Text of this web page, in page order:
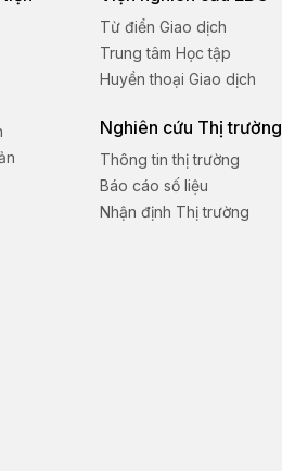
Từ điển Giao dịch
Trung tâm Học tập
Huyền thoại Giao dịch
Nghiên cứu Thị trường
Thông tin thị trường
Báo cáo số liệu
Nhận định Thị trường